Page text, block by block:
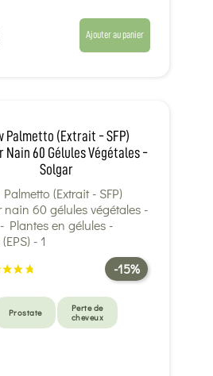
Ajouter au panier
Palmetto (Extrait - SFP)
Nain 60 Gélules Végétales -
Solgar
-15%
Prostate
Perte de
cheveux